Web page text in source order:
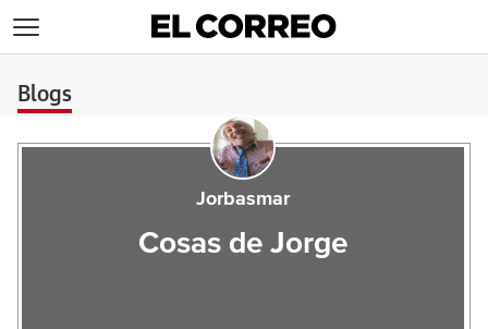
Blogs
Jorbasmar
Cosas de Jorge